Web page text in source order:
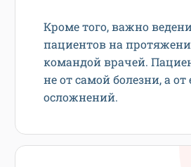
Кроме того, важно
пациентов на
командой врачей.
не от самой болезни, а от
осложнений.